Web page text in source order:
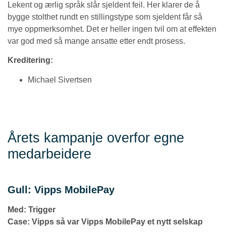
Lekent og ærlig språk slår sjeldent feil. Her klarer de å
bygge stolthet rundt en stillingstype som sjeldent får så
mye oppmerksomhet. Det er heller ingen tvil om at effekten
var god med så mange ansatte etter endt prosess.
Kreditering:
Michael Sivertsen
Årets kampanje overfor egne
medarbeidere
Gull: Vipps MobilePay
Med: Trigger
Case: Vipps så var Vipps MobilePay et nytt selskap